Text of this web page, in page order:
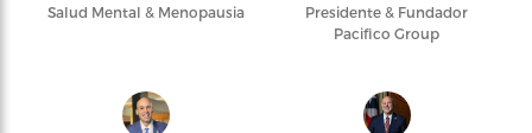
Salud Mental & Menopausia
Presidente & Fundador
Pacifico Group